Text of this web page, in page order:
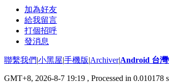
加為好友
給我留言
打個招呼
發消息
聯繫我們|小黑屋|手機版|Archiver|Android 台灣
GMT+8, 2026-8-7 19:19 , Processed in 0.010178